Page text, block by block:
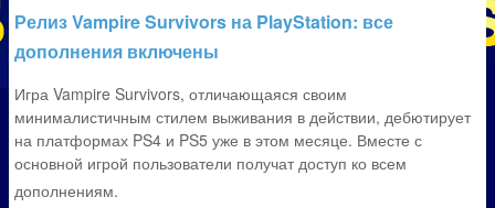
Релиз Vampire Survivors на PlayStation: все
дополнения включены
Игра Vampire Survivors, отличающаяся своим
минималистичным стилем выживания в действии, дебютирует
на платформах PS4 и PS5 уже в этом месяце. Вместе с
основной игрой пользователи получат доступ ко всем
дополнениям.